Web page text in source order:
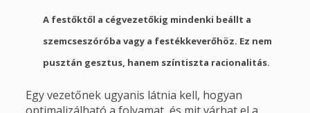
A festőktől a cégvezetőkig mindenki beállt a
szemcseszóróba vagy a festékkeverőhöz. Ez nem
pusztán gesztus, hanem színtiszta racionalitás.
Egy vezetőnek ugyanis látnia kell, hogyan
optimalizálható a folyamat, és mit várhat el a